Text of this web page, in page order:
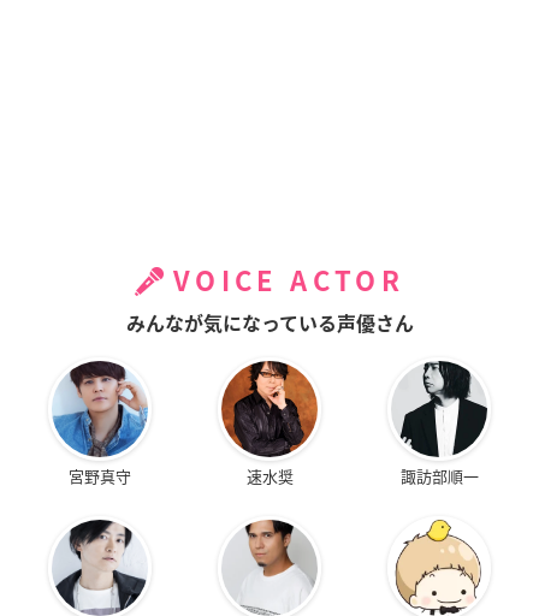
VOICE ACTOR
みんなが気になっている声優さん
宮野真守 速水奨 諏訪部順一